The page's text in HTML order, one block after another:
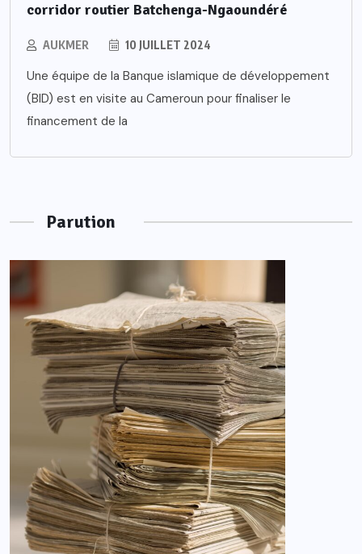
corridor routier Batchenga-Ngaoundéré
AUKMER 10 JUILLET 2024
Une équipe de la Banque islamique de développement
(BID) est en visite au Cameroun pour finaliser le
financement de la
Parution